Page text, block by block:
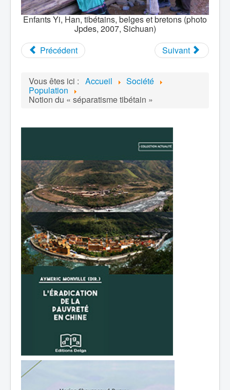
Enfants Yi, Han, tibétains, belges et bretons (photo
Jpdes, 2007, Sichuan)
Précédent
Suivant
Vous êtes ici : Accueil Société
Population
Notion du « séparatisme tibétain »